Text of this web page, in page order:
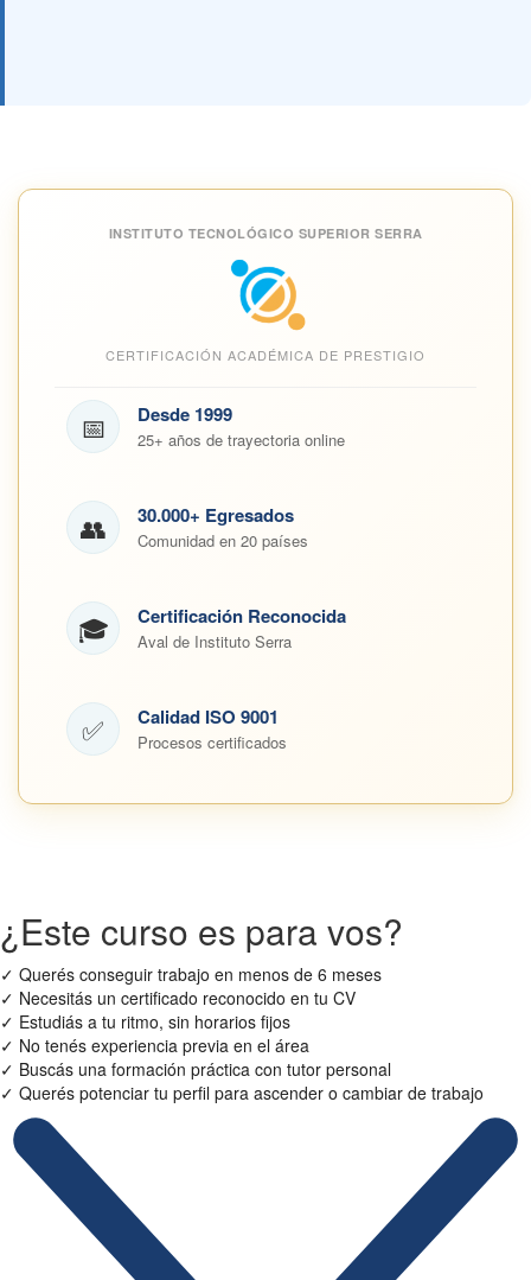
INSTITUTO TECNOLÓGICO SUPERIOR SERRA
CERTIFICACIÓN ACADÉMICA DE PRESTIGIO
📅 Desde 1999
25+ años de trayectoria online
👥 30.000+ Egresados
Comunidad en 20 países
🎓 Certificación Reconocida
Aval de Instituto Serra
✅ Calidad ISO 9001
Procesos certificados
¿Este curso es para vos?
✓ Querés conseguir trabajo en menos de 6 meses
✓ Necesitás un certificado reconocido en tu CV
✓ Estudiás a tu ritmo, sin horarios fijos
✓ No tenés experiencia previa en el área
✓ Buscás una formación práctica con tutor personal
✓ Querés potenciar tu perfil para ascender o cambiar de trabajo